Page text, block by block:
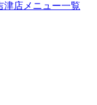
津店メニュー一覧